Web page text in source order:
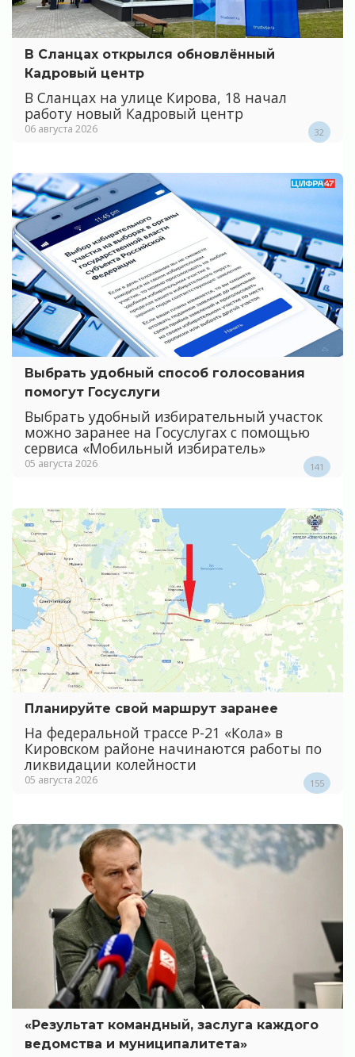
В Сланцах открылся обновлённый
Кадровый центр
В Сланцах на улице Кирова, 18 начал
работу новый Кадровый центр
06 августа 2026 32
Выбрать удобный способ голосования
помогут Госуслуги
Выбрать удобный избирательный участок
можно заранее на Госуслугах с помощью
сервиса «Мобильный избиратель»
05 августа 2026 141
Планируйте свой маршрут заранее
На федеральной трассе Р-21 «Кола» в
Кировском районе начинаются работы по
ликвидации колейности
05 августа 2026 155
«Результат командный, заслуга каждого
ведомства и муниципалитета»